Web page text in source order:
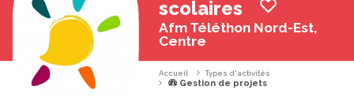
scolaires
Afm Téléthon Nord-Est,
Centre
Accueil Types d'activités
Gestion de projets